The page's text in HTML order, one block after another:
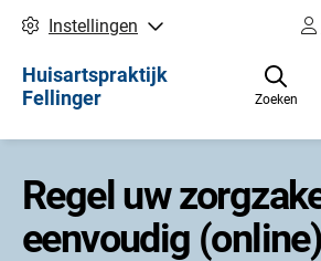
Instellingen
Huisartspraktijk
Fellinger
Zoeken
Regel uw
eenvoudig (online)